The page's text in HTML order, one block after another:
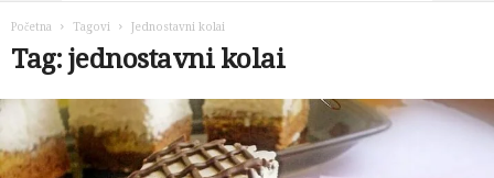
Početna Tagovi Jednostavni kolai
Tag: jednostavni kolai